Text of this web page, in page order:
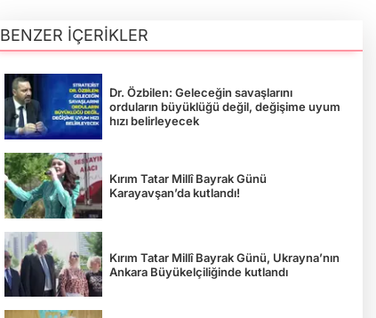
BENZER İÇERİKLER
Dr. Özbilen: Geleceğin savaşlarını
orduların büyüklüğü değil, değişime uyum
hızı belirleyecek
Kırım Tatar Millî Bayrak Günü
Karayavşan’da kutlandı!
Kırım Tatar Millî Bayrak Günü, Ukrayna’nın
Ankara Büyükelçiliğinde kutlandı